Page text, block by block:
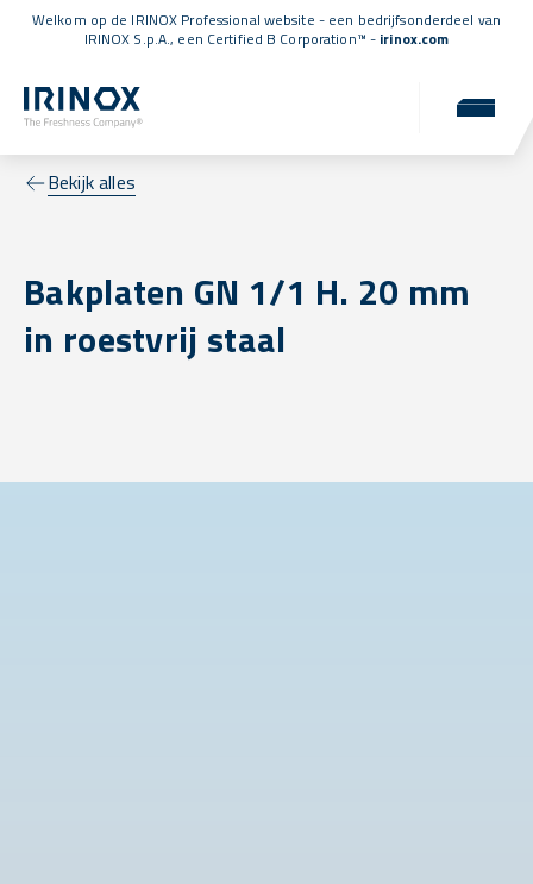
Welkom op de IRINOX Professional website - een bedrijfsonderdeel van
IRINOX S.p.A., een Certified B Corporation™ - irinox.com
Bekijk alles
Bakplaten GN 1/1 H. 20 mm
in roestvrij staal